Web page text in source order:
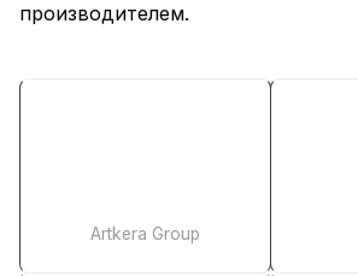
производителем.
Artkera Group